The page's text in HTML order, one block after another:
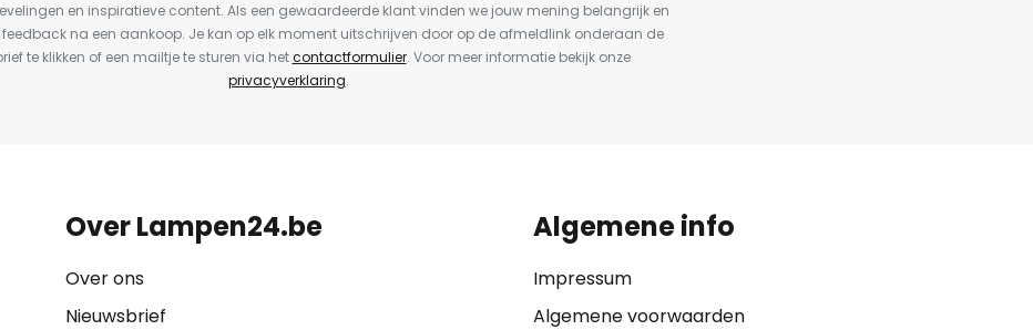
en inspiratieve content. Als een gewaardeerde klant vinden we jouw mening belangrijk en
na een aankoop. Je kan op elk moment uitschrijven door op de afmeldlink onderaan de
te klikken of een mailtje te sturen via hetcontactformulier. Voor meer informatie bekijk onze
privacyverklaring.
Over Lampen24.be
Over ons
Nieuwsbrief
Algemene info
Impressum
Algemene voorwaarden